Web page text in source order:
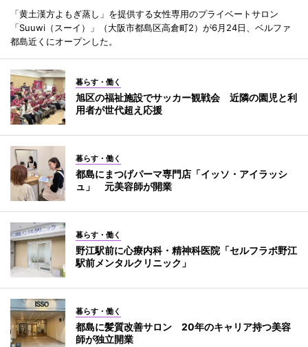
「黄土漢方よもぎ蒸し」を提供する女性専用のプライベートサロン
「Suuwi（スーイ）」（大阪市都島区高倉町2）が6月24日、ベルファ
都島近くにオープンした。
暮らす・働く
旭区の福祉施設でサッカー観戦会 近隣の園児と利
用者が世代超え応援
暮らす・働く
都島にまつげパーマ専門店「イッソ・アイラッシ
ュ」 元美容師が開業
暮らす・働く
野江駅前に心療内科・精神科医院「セルフラボ野江
駅前メンタルクリニック」
暮らす・働く
都島に髪質改善サロン 20年のキャリア持つ美容
師が独立開業